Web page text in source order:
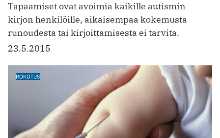
Tapaamiset ovat avoimia kaikille autismin
kirjon henkilöille, aikaisempaa kokemusta
runoudesta tai kirjoittamisesta ei tarvita.
23.5.2015
ROKOTUS